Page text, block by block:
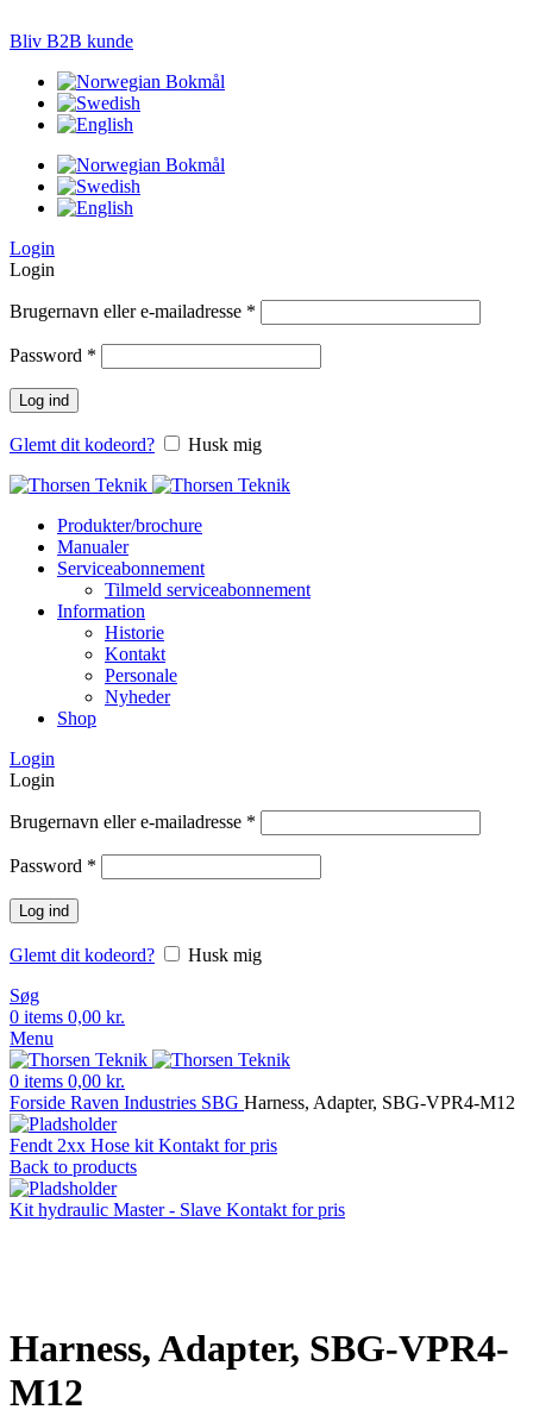
Bliv B2B kunde
Login
Login
Brugernavn eller e-mailadresse *
Password *
Log ind
Glemt dit kodeord? Husk mig
Produkter/brochure
Manualer
Serviceabonnement
Tilmeld serviceabonnement
Information
Historie
Kontakt
Personale
Nyheder
Shop
Login
Login
Brugernavn eller e-mailadresse *
Password *
Log ind
Glemt dit kodeord?
Husk mig
Søg
0 items 0,00 kr.
Menu
0 items 0,00 kr.
Forside Raven Industries SBG Harness, Adapter, SBG-VPR4-M12
Fendt 2xx Hose kit Kontakt for pris
Back to products
Kit hydraulic Master - Slave Kontakt for pris
Harness, Adapter, SBG-VPR4-
M12